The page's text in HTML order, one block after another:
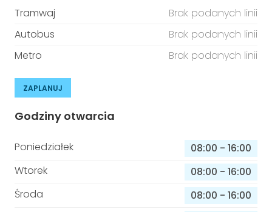
Tramwaj
Brak podanych linii
Autobus
Brak podanych linii
Metro
Brak podanych linii
ZAPLANUJ
Godziny otwarcia
Poniedziałek 08:00 - 16:00
Wtorek
08:00 - 16:00
Środa
08:00 - 16:00